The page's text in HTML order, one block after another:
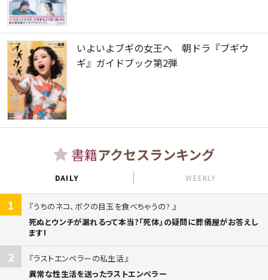
いよいよブギの女王へ 朝ドラ『ブギウ
ギ』ガイドブック第2弾
書籍アクセスランキング
DAILY WEEKLY
1
うちのネコ、ボクの目玉を食べちゃうの?
死ぬとウンチが漏れるって本当?「死体」の疑問に葬儀屋がお答えし
ます!
2
ラストエンペラーの私生活
異常な性生活を送ったラストエンペラー